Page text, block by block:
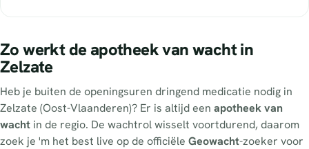
Zo werkt de apotheek van wacht in
Zelzate
Heb je buiten de openingsuren dringend medicatie nodig in
Zelzate (Oost-Vlaanderen)? Er is altijd een apotheek van
wacht in de regio. De wachtrol wisselt voortdurend, daarom
zoek je 'm het best live op de officiële Geowacht-zoeker voor